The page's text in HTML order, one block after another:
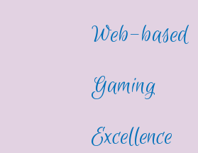
Web-based
Gaming
Excellence